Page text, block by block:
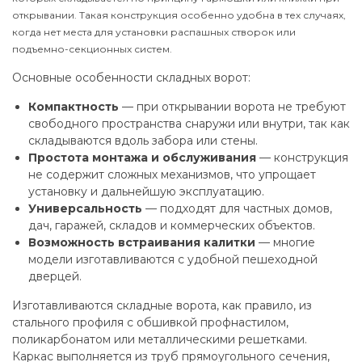
открывании. Такая конструкция особенно удобна в тех случаях,
когда нет места для установки распашных створок или
подъемно-секционных систем.
Основные особенности складных ворот:
Компактность — при открывании ворота не требуют
свободного пространства снаружи или внутри, так как
складываются вдоль забора или стены.
Простота монтажа и обслуживания — конструкция
не содержит сложных механизмов, что упрощает
установку и дальнейшую эксплуатацию.
Универсальность — подходят для частных домов,
дач, гаражей, складов и коммерческих объектов.
Возможность встраивания калитки — многие
модели изготавливаются с удобной пешеходной
дверцей.
Изготавливаются складные ворота, как правило, из
стального профиля с обшивкой профнастилом,
поликарбонатом или металлическими решетками.
Каркас выполняется из труб прямоугольного сечения,